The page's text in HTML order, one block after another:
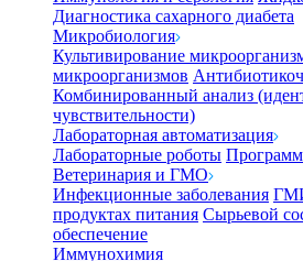
Диагностика сахарного диабета
Микробиология
Культивирование
микроорганизмов
Комбинированный анализ
чувствительности)
Лабораторная автоматизация
Лабораторные роботы
Ветеринария и ГМО
Инфекционные заболевания
продуктах питания Сырьевой
обеспечение
Иммунохимия